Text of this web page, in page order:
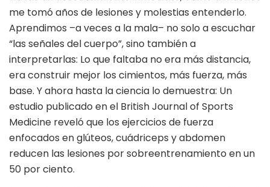
me tomó años de lesiones y molestias entenderlo.
Aprendimos –a veces a la mala– no solo a escuchar
“las señales del cuerpo”, sino también a
interpretarlas: Lo que faltaba no era más distancia,
era construir mejor los cimientos, más fuerza, más
base. Y ahora hasta la ciencia lo demuestra: Un
estudio publicado en el British Journal of Sports
Medicine reveló que los ejercicios de fuerza
enfocados en glúteos, cuádriceps y abdomen
reducen las lesiones por sobreentrenamiento en un
50 por ciento.